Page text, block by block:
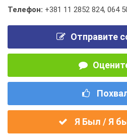
Телефон: +381 11 2852 824, 064
Отправите
Я Был / Я